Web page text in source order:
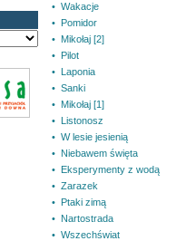
• Wakacje
• Pomidor
• Mikołaj [2]
• Pilot
• Laponia
• Sanki
• Mikołaj [1]
• Listonosz
• W lesie jesienią
• Niebawem święta
• Eksperymenty z wodą
• Zarazek
• Ptaki zimą
• Nartostrada
• Wszechświat